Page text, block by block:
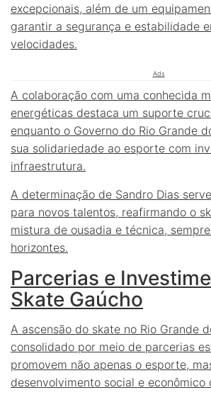
excepcionais, além de um
garantir a segurança e estabilidade
velocidades.
Ads
A colaboração com uma conhecida
energéticas destaca um suporte
enquanto o Governo do Rio Grande
sua solidariedade ao esporte com
infraestrutura.
A determinação de Sandro Dias
para novos talentos, reafirmando o
mistura de ousadia e técnica,
horizontes.
Parcerias e
Skate Gaúcho
A ascensão do skate no Rio Grande
consolidado por meio de parcerias
promovem não apenas o esporte,
desenvolvimento social e econômico